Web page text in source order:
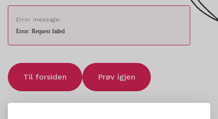
Error message:
Error: Request failed
Til forsiden Prøv igjen